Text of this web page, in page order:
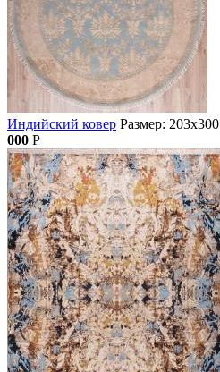
Индийский ковер Размер: 203х300
000 Р